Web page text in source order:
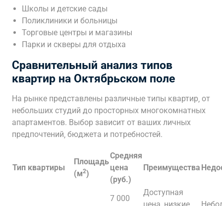
Школы и детские сады
Поликлиники и больницы
Торговые центры и магазины
Парки и скверы для отдыха
Сравнительный анализ типов
квартир на Октябрьском поле
На рынке представлены различные типы квартир‚ от
небольших студий до просторных многокомнатных
апартаментов. Выбор зависит от ваших личных
предпочтений‚ бюджета и потребностей.
Тип квартиры
Площадь
(м2)
Средняя
цена
(руб.)
Преимущества
7 000
Доступная